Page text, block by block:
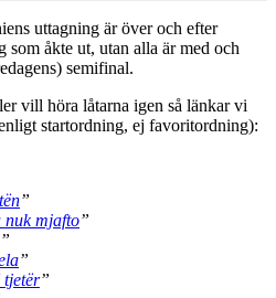
uttagning är över och efter
som åkte ut, utan alla är med och
semifinal.
vill höra låtarna igen så länkar vi
startordning, ej favoritordning):
”
nuk mjafto”
”
”
tjetër”